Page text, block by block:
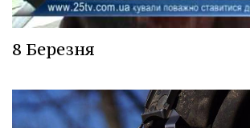
8 Березня